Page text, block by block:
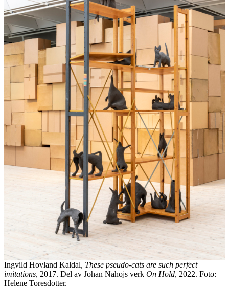
Ingvild Hovland Kaldal, These pseudo-cats are such perfect
imitations, 2017. Del av Johan Nahojs verk On Hold, 2022. Foto:
Helene Toresdotter.